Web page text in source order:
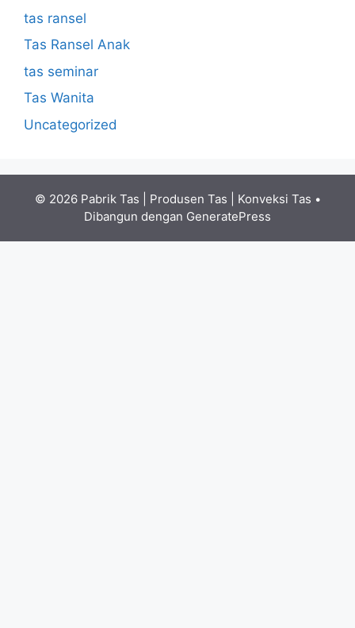
tas ransel
Tas Ransel Anak
tas seminar
Tas Wanita
Uncategorized
© 2026 Pabrik Tas | Produsen Tas | Konveksi Tas •
Dibangun dengan GeneratePress